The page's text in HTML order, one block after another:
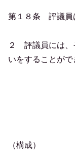
第１８条 評議員
２ 評議員には、
いをすることがで
（構成）